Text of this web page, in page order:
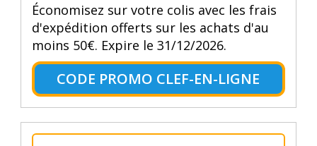
Économisez sur votre colis avec les frais
d'expédition offerts sur les achats d'au
moins 50€. Expire le 31/12/2026.
CODE PROMO CLEF-EN-LIGNE